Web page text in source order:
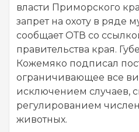
власти Приморского
запрет на охоту в ряде
сообщает ОТВ со
правительства края.
Кожемяко подписал
ограничивающее все
исключением случаев,
регулированием
животных.